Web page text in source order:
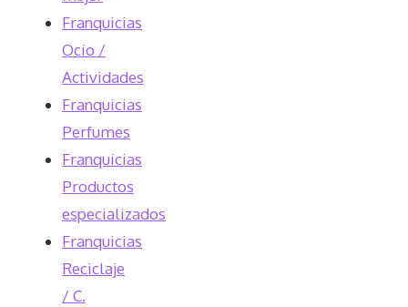
Franquicias
Ocio /
Actividades
Franquicias
Perfumes
Franquicias
Productos
especializados
Franquicias
Reciclaje
/ C.